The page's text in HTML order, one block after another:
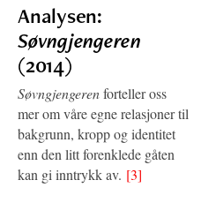
Analysen:
Søvngjengeren
(2014)
Søvngjengerenforteller oss
mer om våre egne relasjoner til
bakgrunn, kropp og identitet
enn den litt forenklede gåten
kan gi inntrykk av. [3]